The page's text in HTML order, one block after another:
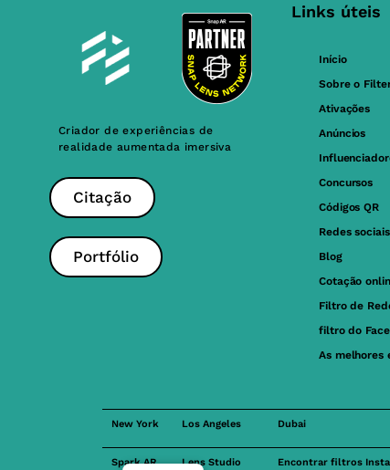
Criador de experiências de
realidade aumentada imersiva
Citação
Portfólio
Links úteis
Início
Sobre o
Ativações
Anúncios
Concursos
Códigos QR
Redes sociais
Blog
Cotação
Filtro de
filtro do
As melhores
New York Los Angeles Dubai
Spark AR Lens Studio Encontrar filtros